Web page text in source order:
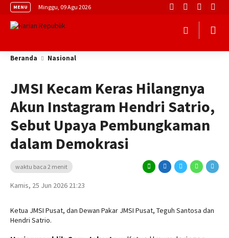
MENU Minggu, 09 Agu 2026
Beranda Nasional
JMSI Kecam Keras Hilangnya
Akun Instagram Hendri Satrio,
Sebut Upaya Pembungkaman
dalam Demokrasi
waktu baca 2 menit
Kamis, 25 Jun 2026 21:23
Ketua JMSI Pusat, dan Dewan Pakar JMSI Pusat, Teguh Santosa dan
Hendri Satrio.